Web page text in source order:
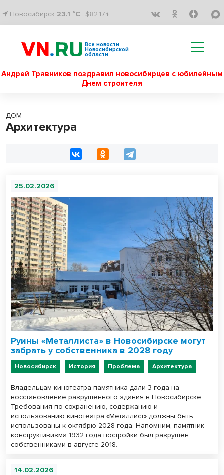
Новосибирск 23.1 °C $82.17↑
Все новости
Новосибирской
области
Андрей Травников поздравил новосибирцев с юбилейным
Днем строителя
ДОМ
Архитектура
25.02.2026
Руины «Металлиста» в Новосибирске могут
забрать у собственника в 2028 году
Новосибирск История Проблема Архитектура
Владельцам кинотеатра-памятника дали 3 года на
восстановление разрушенного здания в Новосибирске.
Требования по сохранению, содержанию и
использованию кинотеатра «Металлист» должны быть
использованы к октябрю 2028 года. Напомним, памятник
конструктивизма 1932 года постройки был разрушен
собственниками в августе-2018.
14.02.2026